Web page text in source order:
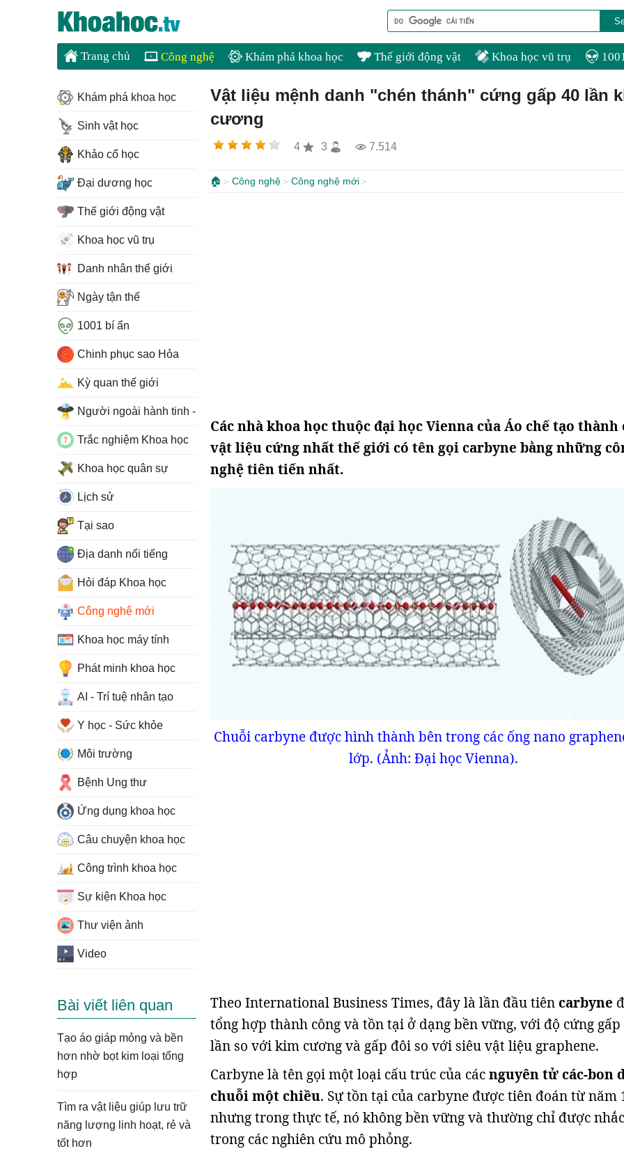
Trang chủ Công nghệ Khám phá khoa học Thế giới động vật Khoa học vũ trụ
Vật liệu mệnh danh "chén thánh" cứng gấp 40 lần
cương
4 3 7.514
🏠 Công nghệ Công nghệ mới
Các nhà khoa học thuộc đại học Vienna của Áo chế tạo thành
vật liệu cứng nhất thế giới có tên gọi carbyne bằng những
nghệ tiên tiến nhất.
Chuỗi carbyne được hình thành bên trong các ống nano
lớp. (Ảnh: Đại học Vienna).
Theo International Business Times, đây là lần đầu tiên carbyne
tổng hợp thành công và tồn tại ở dạng bền vững, với độ cứng gấp
lần so với kim cương và gấp đôi so với siêu vật liệu graphene.
Carbyne là tên gọi một loại cấu trúc của cácnguyên tử các-bon
chuỗi một chiều. Sự tồn tại của carbyne được tiên đoán từ năm
nhưng trong thực tế, nó không bền vững và thường chỉ được
trong các nghiên cứu mô phỏng.
Khám phá khoa học
Sinh vật học
Khảo cổ học
Đại dương học
Thế giới động vật
Khoa học vũ trụ
Danh nhân thế giới
Ngày tận thế
1001 bí ẩn
Chinh phục sao Hỏa
Kỳ quan thế giới
Người ngoài hành tinh - UFO
Trắc nghiệm Khoa học
Khoa học quân sự
Lịch sử
Tại sao
Địa danh nổi tiếng
Hỏi đáp Khoa học
Công nghệ mới
Khoa học máy tính
Phát minh khoa học
AI - Trí tuệ nhân tạo
Y học - Sức khỏe
Môi trường
Bệnh Ung thư
Ứng dụng khoa học
Câu chuyện khoa học
Công trình khoa học
Sự kiện Khoa học
Thư viện ảnh
Video
Bài viết liên quan
Tạo áo giáp mỏng và bền
hơn nhờ bọt kim loại tổng
hợp
Tìm ra vật liệu giúp lưu trữ
năng lượng linh hoạt, rẻ và
tốt hơn